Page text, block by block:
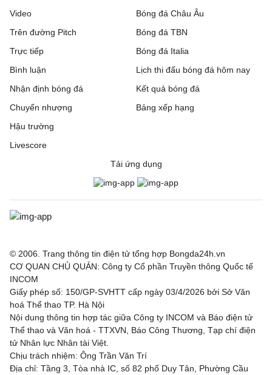
Video
Trên đường Pitch
Trực tiếp
Bóng đá Châu Âu
Bóng đá TBN
Bóng đá Italia
Bình luận
Nhận định bóng đá
Chuyển nhượng
Hậu trường
Livescore
Lịch thi đấu bóng đá hôm nay
Kết quả bóng đá
Bảng xếp hạng
Tải ứng dụng
© 2006. Trang thông tin điện tử tổng hợp Bongda24h.vn
CƠ QUAN CHỦ QUẢN: Công ty Cổ phần Truyền thông Quốc tế
INCOM
Giấy phép số: 150/GP-SVHTT cấp ngày 03/4/2026 bởi Sở Văn
hoá Thể thao TP. Hà Nội
Nội dung thông tin hợp tác giữa Công ty INCOM và Báo điện tử
Thể thao và Văn hoá - TTXVN, Báo Công Thương, Tạp chí điện
tử Nhân lực Nhân tài Việt.
Chịu trách nhiệm: Ông Trần Văn Trí
Địa chỉ: Tầng 3, Tòa nhà IC, số 82 phố Duy Tân, Phường Cầu